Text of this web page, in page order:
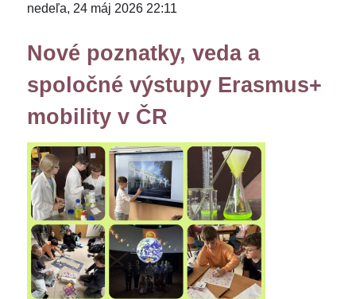
nedeľa, 24 máj 2026 22:11
Nové poznatky, veda a
spoločné výstupy Erasmus+
mobility v ČR